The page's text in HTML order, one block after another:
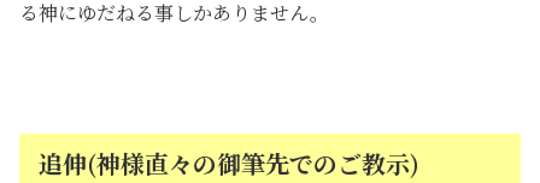
る神にゆだねる事しかありません。
追伸(神様直々の御筆先でのご教示)